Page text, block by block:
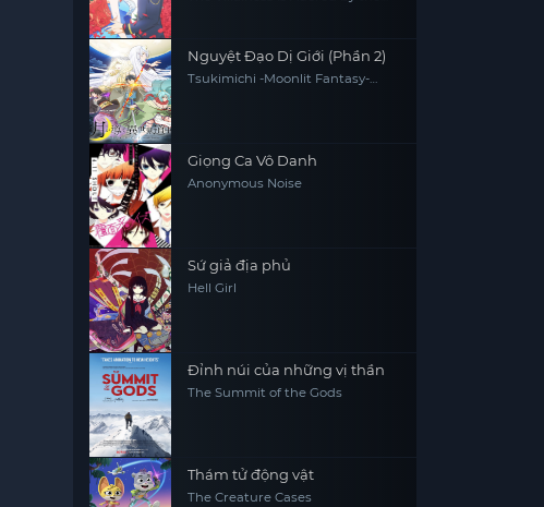
Nguyệt Đạo Dị Giới (Phần 2)
Tsukimichi -Moonlit Fantasy-
Giọng Ca Vô Danh
Anonymous Noise
Sứ giả địa phủ
Hell Girl
Đỉnh núi của những vị thần
The Summit of the Gods
Thám tử động vật
The Creature Cases